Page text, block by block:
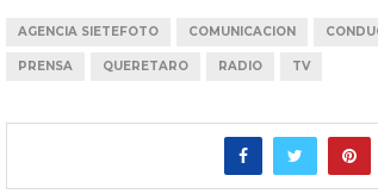
AGENCIA SIETEFOTO COMUNICACION
PRENSA QUERETARO RADIO TV